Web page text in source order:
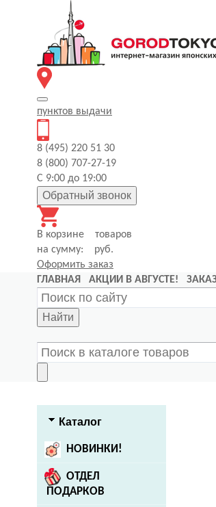
пунктов выдачи
8 (495) 220 51 30
8 (800) 707-27-19
С 9:00 до 19:00
Обратный звонок
В корзине
товаров
на сумму:
руб.
Оформить заказ
ГЛАВНАЯ
АКЦИИ В АВГУСТЕ!
Найти
Каталог
НОВИНКИ!
ОТДЕЛ
ПОДАРКОВ